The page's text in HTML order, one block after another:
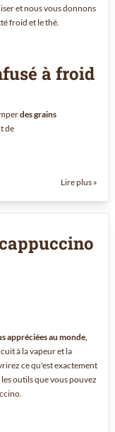
et nous vous donnons
froid et le thé.
à froid
des grains
de
Lire plus »
appréciées au monde,
à la vapeur et la
ce qu'est exactement
outils que vous pouvez